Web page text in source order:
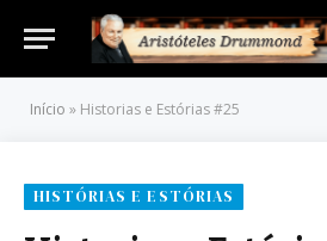
Início » Historias e Estórias #25
HISTÓRIAS E ESTÓRIAS